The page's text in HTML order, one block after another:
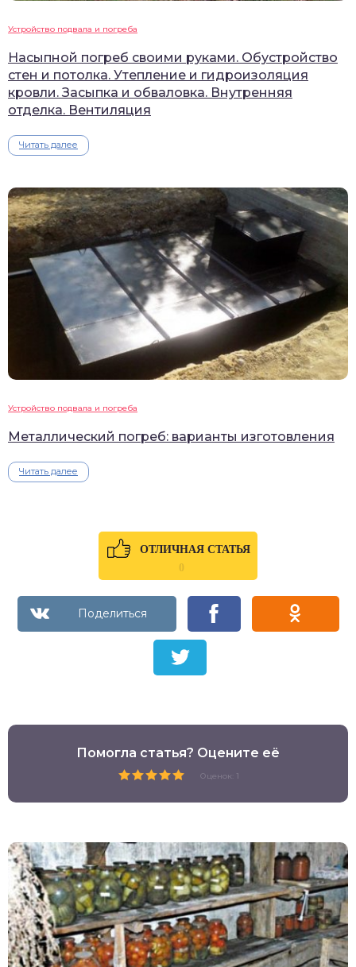
Устройство подвала и погреба
Насыпной погреб своими руками. Обустройство
стен и потолка. Утепление и гидроизоляция
кровли. Засыпка и обваловка. Внутренняя
отделка. Вентиляция
Читать далее
Устройство подвала и погреба
Металлический погреб: варианты изготовления
Читать далее
ОТЛИЧНАЯ СТАТЬЯ
0
Помогла статья? Оцените её
Оценок: 1